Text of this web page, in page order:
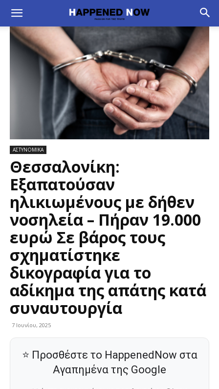
ΑΣΤΥΝΟΜΙΚΑ
Θεσσαλονίκη:
Εξαπατούσαν
ηλικιωμένους με δήθεν
νοσηλεία – Πήραν 19.000
ευρώ Σε βάρος τους
σχηματίστηκε
δικογραφία για το
αδίκημα της απάτης κατά
συναυτουργία
7 Ιουνίου, 2025
⭐ Προσθέστε το HappenedNow στα
Αγαπημένα της Google